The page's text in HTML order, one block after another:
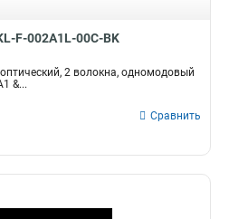
F-002A1L-00C-BK
2 волокна, одномодовый
&...
Сравнить